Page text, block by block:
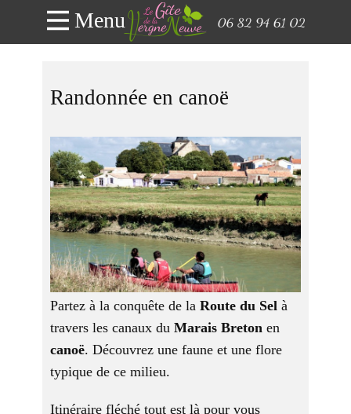
Menu
Randonnée en canoë
Partez à la conquête de la Route du Sel à
travers les canaux du Marais Breton en
canoë. Découvrez une faune et une flore
typique de ce milieu.
Itinéraire fléché tout est là pour vous